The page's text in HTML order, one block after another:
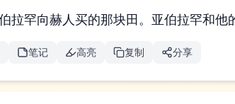
拉罕向赫人买的那块田。亚伯拉罕和他
笔记 高亮 复制 分享